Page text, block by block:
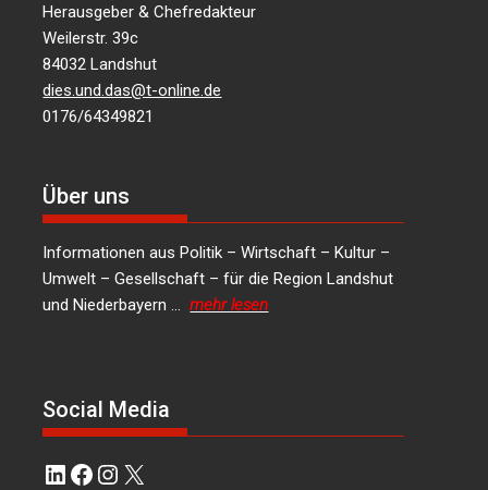
Herausgeber & Chefredakteur
Weilerstr. 39c
84032 Landshut
dies.und.das@t-online.de
0176/64349821
Über uns
Informationen aus Politik – Wirtschaft – Kultur –
Umwelt – Gesellschaft – für die Region Landshut
und Niederbayern …mehr lesen
Social Media
LinkedIn
Facebook
Instagram
X